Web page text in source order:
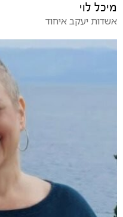
מיכל לוי
אשדות יעקב איחוד